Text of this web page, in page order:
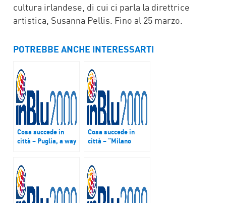
cultura irlandese, di cui ci parla la direttrice
artistica, Susanna Pellis. Fino al 25 marzo.
POTREBBE ANCHE INTERESSARTI
Cosa succede in
città – Puglia, a way
confronto tra
istituzioni e
cittadini alla base
del successo della
Cosa succede in
città – “Milano
al centro Milano
come città-
laboratorio che
sperimenta e si